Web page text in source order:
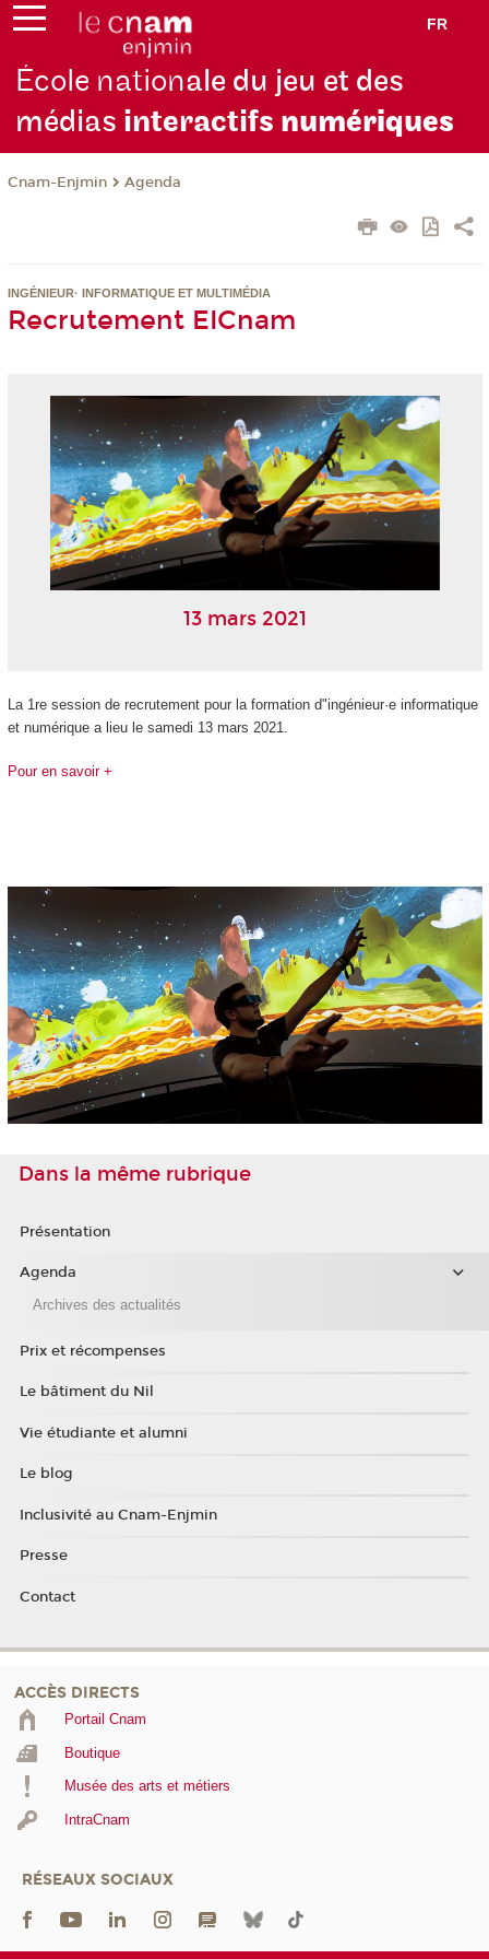
FR
École nationale du jeu et des
médias interactifs numériques
Cnam-Enjmin Agenda
INGÉNIEUR· INFORMATIQUE ET MULTIMÉDIA
Recrutement EICnam
13 mars 2021
La 1re session de recrutement pour la formation d"ingénieur·e informatique
et numérique a lieu le samedi 13 mars 2021.
Pour en savoir +
Dans la même rubrique
Présentation
Agenda
Archives des actualités
Prix et récompenses
Le bâtiment du Nil
Vie étudiante et alumni
Le blog
Inclusivité au Cnam-Enjmin
Presse
Contact
ACCÈS DIRECTS
Portail Cnam
Boutique
Musée des arts et métiers
IntraCnam
RÉSEAUX SOCIAUX